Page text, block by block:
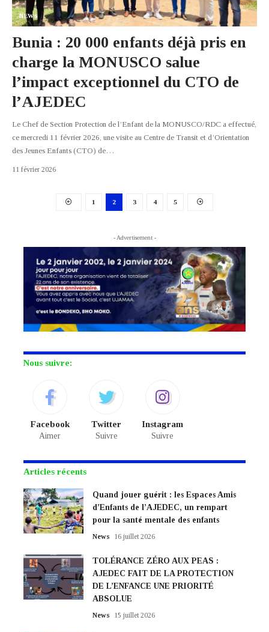
NEWS
Bunia : 20 000 enfants déjà pris en
charge la MONUSCO salue
l’impact exceptionnel du CTO de
l’AJEDEC
Le Chef de Section Protection de l’Enfant de la MONUSCO/RDC a effectué,
ce mercredi 11 février 2026, une visite au Centre de Transit et d’Orientation
des Jeunes Enfants (CTO) de…
11 février 2026
1 2 3 4 5
- Advertisement -
Nous suivre:
Facebook
Aimer
Twitter
Suivre
Instagram
Suivre
Articles récents
Quand jouer guérit : les Espaces Amis
d’Enfants de l’AJEDEC, un rempart
pour la santé mentale des enfants
News 16 juillet 2026
TOLÉRANCE ZÉRO AUX PEAS :
AJEDEC FAIT DE LA PROTECTION
DE L’ENFANCE UNE PRIORITÉ
ABSOLUE
News 15 juillet 2026